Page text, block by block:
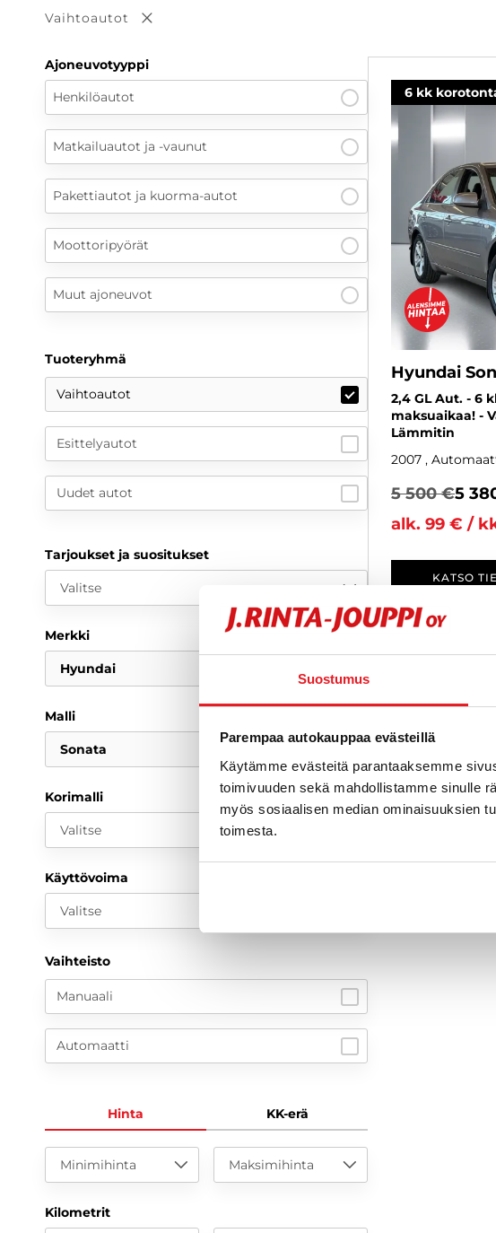
Suostumus
Parempaa autokauppaa evästeillä
Käytämme evästeitä parantaaksemme
toimivuuden sekä mahdollistamme sinulle
myös sosiaalisen median ominaisuuksien
toimesta.
Vaihtoautot Poista valinta
Ajoneuvotyyppi
Henkilöautot
Matkailuautot ja -vaunut
Pakettiautot ja kuorma-autot
Moottoripyörät
Muut ajoneuvot
Tuoteryhmä
Vaihtoautot
Esittelyautot
Uudet autot
Tarjoukset ja suositukset
Valitse
Merkki
Hyundai
Malli
Sonata
Korimalli
Valitse
Käyttövoima
Valitse
Vaihteisto
Manuaali
Automaatti
Hinta KK-erä
Minimihinta Maksimihinta
Kilometrit
6 kk
Hyundai
2,4 GL Aut. - 6
maksuaikaa! -
Lämmitin
2007 ,
5 500 €5
alk. 99 € /
KATSO